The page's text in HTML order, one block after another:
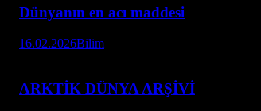
Dünyanın en acı maddesi
16.02.2026Bilim
ARKTİK DÜNYA ARŞİVİ